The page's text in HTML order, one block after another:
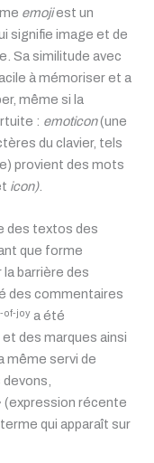
emojiest un
signifie image et de
Sa similitude avec
à mémoriser et a
même si la
: emoticon(une
du clavier, tels
provient des mots
icon).
des textos des
que forme
barrière des
des commentaires
a été
des marques ainsi
même servi de
devons,
(expression récente
qui apparaît sur